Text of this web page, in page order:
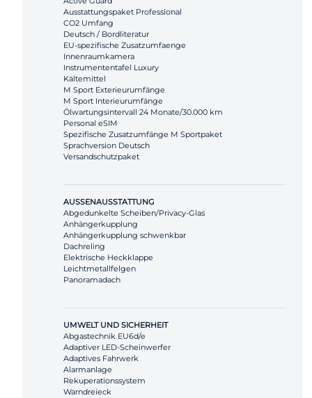
Ausstattungspaket Professional
CO2 Umfang
Deutsch / Bordliteratur
EU-spezifische Zusatzumfaenge
Innenraumkamera
Instrumententafel Luxury
Kältemittel
M Sport Exterieurumfänge
M Sport Interieurumfänge
Ölwartungsintervall 24 Monate/30.000 km
Personal eSIM
Spezifische Zusatzumfänge M Sportpaket
Sprachversion Deutsch
Versandschutzpaket
AUSSENAUSSTATTUNG
Abgedunkelte Scheiben/Privacy-Glas
Anhängerkupplung
Anhängerkupplung schwenkbar
Dachreling
Elektrische Heckklappe
Leichtmetallfelgen
Panoramadach
UMWELT UND SICHERHEIT
Abgastechnik EU6d/e
Adaptiver LED-Scheinwerfer
Adaptives Fahrwerk
Alarmanlage
Rekuperationssystem
Warndreieck